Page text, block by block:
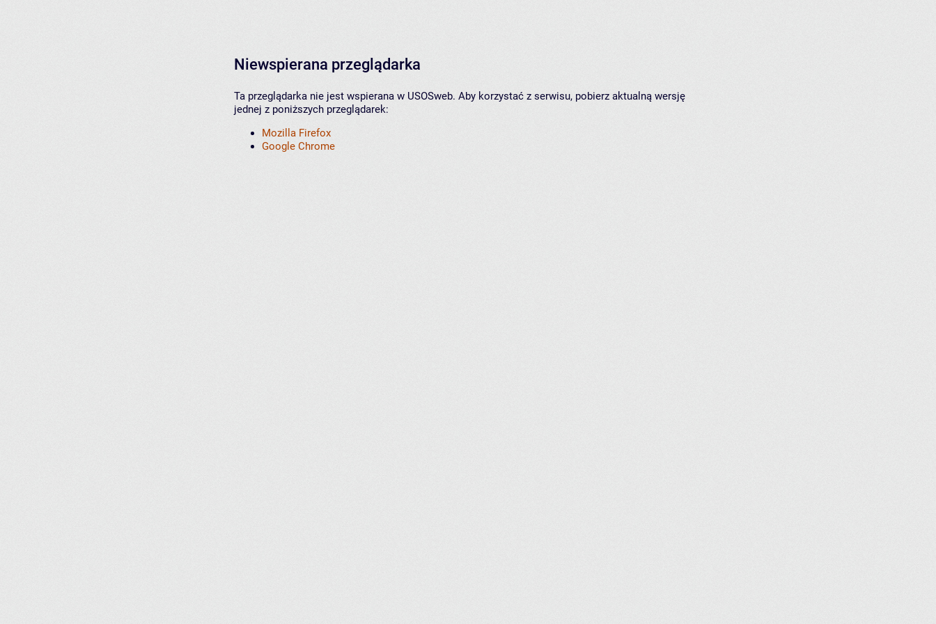
Niewspierana przeglądarka
Ta przeglądarka nie jest wspierana w USOSweb. Aby korzystać z serwisu, pobierz aktualną wersję
jednej z poniższych przeglądarek:
Mozilla Firefox
Google Chrome